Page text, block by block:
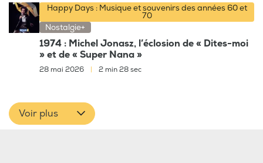
Happy Days : Musique et souvenirs des années 60 et
70
Nostalgie+
1974 : Michel Jonasz, l’éclosion de « Dites-moi
» et de « Super Nana »
28 mai 2026 2 min 28 sec
Voir plus